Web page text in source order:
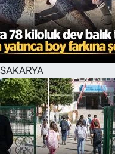
SAKARYA